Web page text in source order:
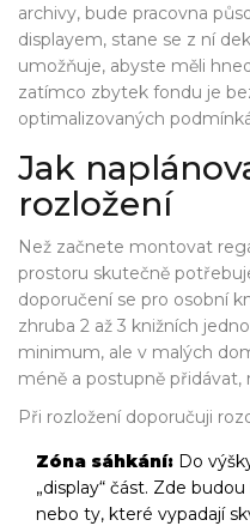
archivy, bude pracovna
displayem, stane se z ní
umožňuje, abyste měli
zatímco zbytek fondu je
optimalizovaných
Jak
rozložení
Než začnete montovat
prostoru skutečně
doporučení se pro osobní
zhruba 2 až 3 knižních
minimum, ale v malých
méně a postupně přidávat,
Při rozložení doporučuji
Zóna sáhkání: Do
„display“ část. Zde
nebo ty, které vypadají